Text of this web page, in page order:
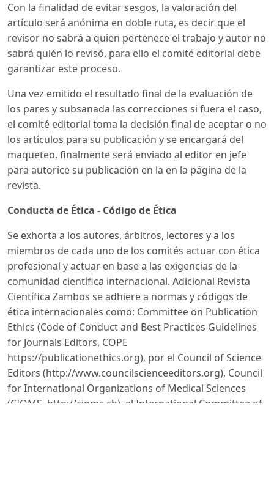
Con la finalidad de evitar sesgos, la valoración del
artículo será anónima en doble ruta, es decir que el
revisor no sabrá a quien pertenece el trabajo y autor no
sabrá quién lo revisó, para ello el comité editorial debe
garantizar este proceso.
Una vez emitido el resultado final de la evaluación de
los pares y subsanada las correcciones si fuera el caso,
el comité editorial toma la decisión final de aceptar o no
los artículos para su publicación y se encargará del
maqueteo, finalmente será enviado al editor en jefe
para autorice su publicación en la en la página de la
revista.
Conducta de Ética - Código de Ética
Se exhorta a los autores, árbitros, lectores y a los
miembros de cada uno de los comités actuar con ética
profesional y actuar en base a las exigencias de la
comunidad científica internacional. Adicional Revista
Científica Zambos se adhiere a normas y códigos de
ética internacionales como: Committee on Publication
Ethics (Code of Conduct and Best Practices Guidelines
for Journals Editors, COPE
https://publicationethics.org), por el Council of Science
Editors (http://www.councilscienceeditors.org), Council
for International Organizations of Medical Sciences
(CIOMS, http://cioms.ch), el International Committee of